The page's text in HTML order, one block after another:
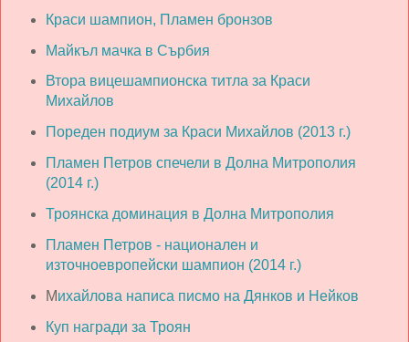
Краси шампион, Пламен бронзов
Майкъл мачка в Сърбия
Втора вицешампионска титла за Краси
Михайлов
Пореден подиум за Краси Михайлов (2013 г.)
Пламен Петров спечели в Долна Митрополия
(2014 г.)
Троянска доминация в Долна Митрополия
Пламен Петров - национален и
източноевропейски шампион (2014 г.)
Михайлова написа писмо на Дянков и Нейков
Куп награди за Троян